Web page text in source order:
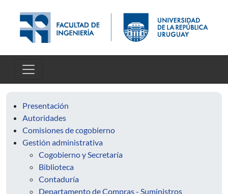
Presentación
Autoridades
Comisiones de cogobierno
Gestión administrativa
Cogobierno y Secretaría
Biblioteca
Contaduría
Departamento de Compras - Suministros